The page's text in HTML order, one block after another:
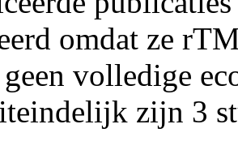
omdat ze
volledige
zijn 3